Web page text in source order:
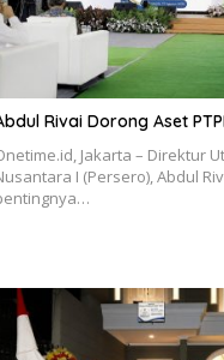
Rivai Dorong Aset
Jakarta – Direktur
I (Persero), Abdul